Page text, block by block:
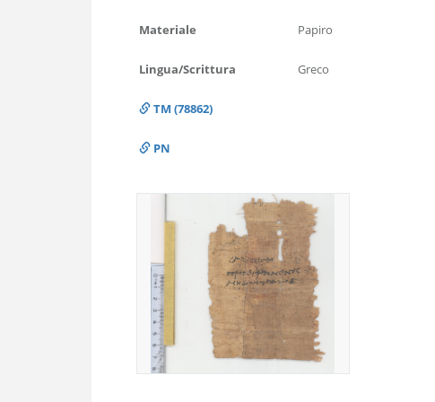
Materiale Papiro
Lingua/Scrittura Greco
TM (78862)
PN